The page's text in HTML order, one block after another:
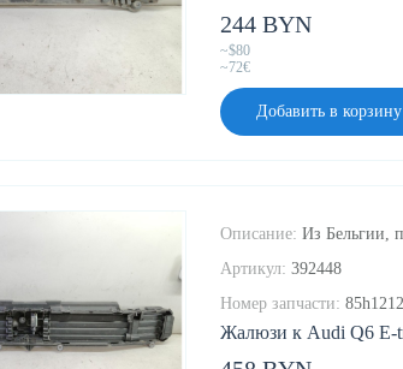
244 BYN
~$80
~72€
Добавить в корзину
Жалюзи к Audi Q6 E-
Описание: Из Бельгии,
Артикул: 392448
Номер запчасти: